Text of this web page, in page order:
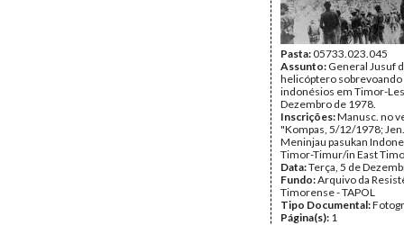
Pasta:05733.023.045
Assunto: General Jusuf
helicóptero
indonésios em Timor-
Dezembro de 1978.
Inscrições:Manusc. no
"Kompas, 5/12/1978;
Meninjau pasukan
Timor-Timur/in East
Data:Terça, 5 de
Fundo:Arquivo da
Timorense - TAPOL
Tipo Documental:
Página(s): 1